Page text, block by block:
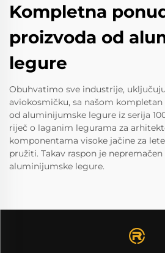
Kompletna
proizvoda od
legure
Obuhvatimo sve industrije,
aviokosmičku, sa našom
od aluminijumske legure iz serija
riječ o laganim legurama za
komponentama visoke jačine za
pružiti. Takav raspon je
aluminijumske legure.